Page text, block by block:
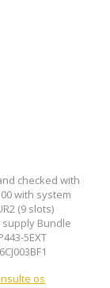
checked with
with system
(9 slots)
supply Bundle
5EXT
os